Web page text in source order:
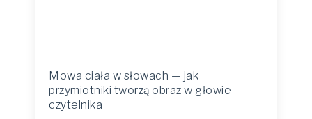
Mowa ciała w słowach — jak
przymiotniki tworzą obraz w głowie
czytelnika